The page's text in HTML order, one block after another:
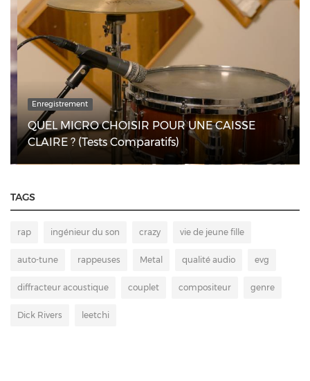
Enregistrement
QUEL MICRO CHOISIR POUR UNE CAISSE
CLAIRE ? (Tests Comparatifs)
TAGS
rap ingénieur du son crazy vie de jeune fille
auto-tune rappeuses Metal qualité audio evg
diffracteur acoustique couplet compositeur genre
Dick Rivers leetchi